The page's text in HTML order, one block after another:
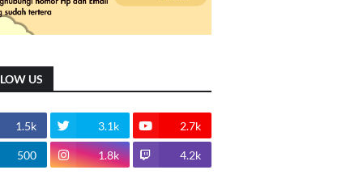
US
1.5k 3.1k 2.7k
500 1.8k 4.2k